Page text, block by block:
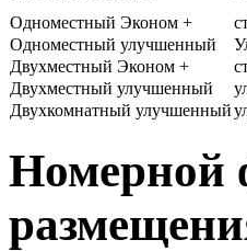
Одноместный Эконом +
Одноместный улучшенный
Двухместный Эконом +
Двухместный улучшенный
Двухкомнатный улучшенный
Номерной